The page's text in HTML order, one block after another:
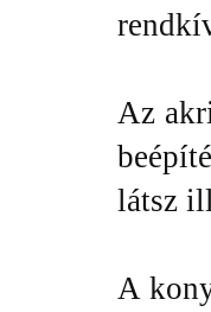
Az
látsz
A